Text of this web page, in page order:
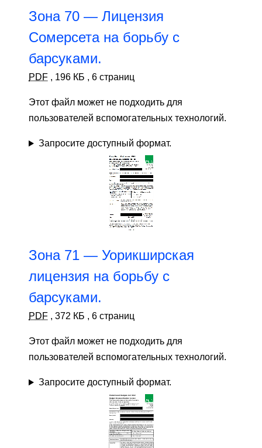
Зона 70 — Лицензия
Сомерсета на борьбу с
барсуками.
PDF , 196 КБ , 6 страниц
Этот файл может не подходить для
пользователей вспомогательных технологий.
Запросите доступный формат.
Зона 71 — Уорикширская
лицензия на борьбу с
барсуками.
PDF , 372 КБ , 6 страниц
Этот файл может не подходить для
пользователей вспомогательных технологий.
Запросите доступный формат.